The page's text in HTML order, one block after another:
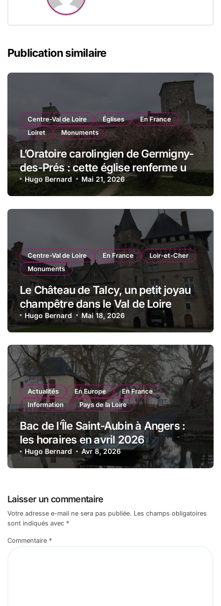
Publication similaire
Centre-Val de Loire Églises
En France
Loiret
Monuments
L’Oratoire carolingien de Germigny-
des-Prés : cette église renferme une
magnifique mosaïque carolingienne
Hugo Bernard Mai 21, 2026
Centre-Val de Loire En France
Loir-et-Cher
Monuments
Le Château de Talcy, un petit joyau
champêtre dans le Val de Loire
Hugo Bernard Mai 18, 2026
Actualités En Europe
En France
Information
Pays de la Loire
Bac de l’Île Saint-Aubin à Angers :
les horaires en avril 2026
Hugo Bernard Avr 8, 2026
Laisser un commentaire
Votre adresse e-mail ne sera pas publiée. Les champs obligatoires
sont indiqués avec *
Commentaire *